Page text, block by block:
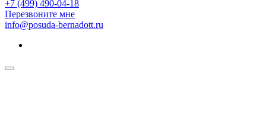
+7 (499) 490-04-18
Перезвоните мне
info@posuda-bernadott.ru